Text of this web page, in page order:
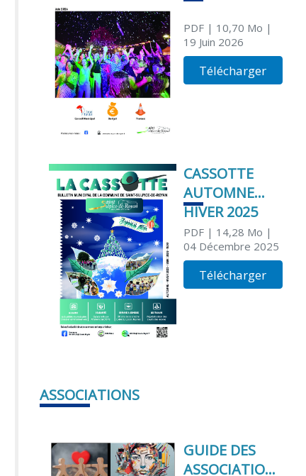
PDF| 10,70 Mo |
19 Juin 2026
Télécharger
CASSOTTE
AUTOMNE
HIVER 2025
PDF| 14,28 Mo |
04 Décembre 2025
Télécharger
ASSOCIATIONS
GUIDE DES
ASSOCIATION